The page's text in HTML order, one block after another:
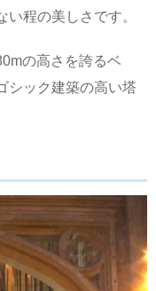
程の美しさです。
の高さを誇るベ
シック建築の高い塔